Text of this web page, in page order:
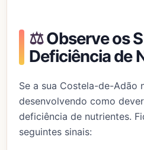
⚖️Observe os
Deficiência de
Se a sua Costela-de-Adão
desenvolvendo como
deficiência de nutrientes.
seguintes sinais: